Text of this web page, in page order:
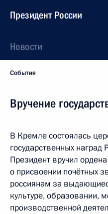
Президент России
Новости
События
Вручение
В Кремле состоялась
государственных
Президент вручил
о присвоении почётных
россиянам за
культуре, образовании,
производственной